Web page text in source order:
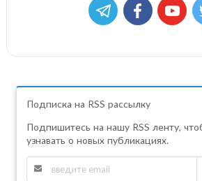
Подписка на RSS рассылку
Подпишитесь на нашу RSS ленту,
узнавать о новых публикациях.